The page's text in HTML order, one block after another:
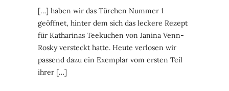
[…] haben wir das Türchen Nummer 1
geöffnet, hinter dem sich das leckere Rezept
für Katharinas Teekuchen von Janina Venn-
Rosky versteckt hatte. Heute verlosen wir
passend dazu ein Exemplar vom ersten Teil
ihrer […]